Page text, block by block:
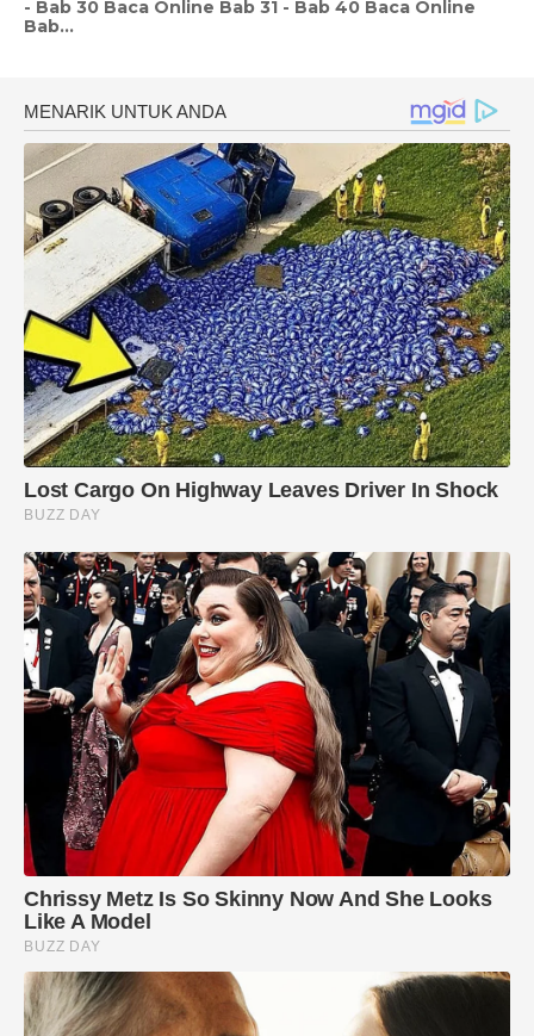
- Bab 30 Baca Online Bab 31 - Bab 40 Baca Online
Bab...